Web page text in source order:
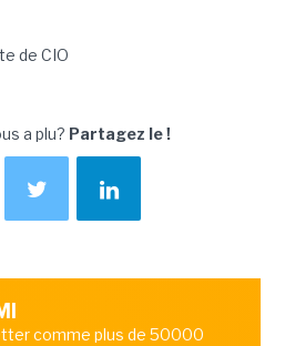
de CIO
a plu? Partagez le !
comme plus de 50000